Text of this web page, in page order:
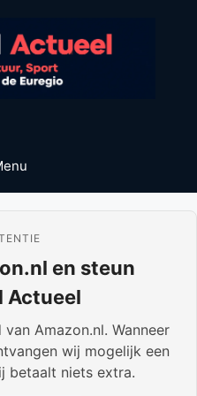
en steun
Actueel
Amazon.nl. Wanneer
wij mogelijk een
betaalt niets extra.